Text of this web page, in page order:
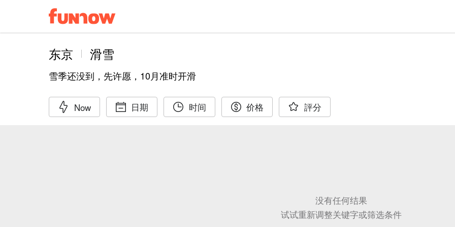
东京 滑雪
雪季还没到，先许愿，10月准时开滑
Now 日期 时间 价格 評分
没有任何结果
试试重新调整关键字或筛选条件